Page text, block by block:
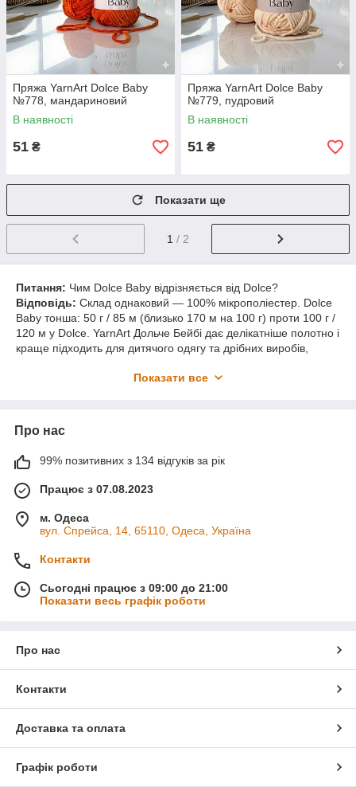
Пряжа YarnArt Dolce Baby
№778, мандариновий
В наявності
51 ₴
Пряжа YarnArt Dolce Baby
№779, пудровий
В наявності
51 ₴
Показати ще
1 / 2
Питання: Чим Dolce Baby відрізняється від Dolce?
Відповідь: Склад однаковий — 100% мікрополіестер. Dolce
Baby тонша: 50 г / 85 м (близько 170 м на 100 г) проти 100 г /
120 м у Dolce. YarnArt Дольче Бейбі дає делікатніше полотно і
краще підходить для дитячого одягу та дрібних виробів,
Чи підходить пряжа для в'язання іграшок?
в'язати гачком 4–4,5 мм — полотно буде щільним без
дітям до 3 років — малюки можуть витягнути ворсинки.
Питання:
Рекомендується ручне прання у прохолодній воді при
температурі не вище 30°С. Машинне прання допустиме на
делікатному режимі, краще у мішечку для прання. Після
виріб руками або м'якою щіткою.
Питання:
Відповідь:На плед розміром 110×115 см іде близько 10
мотків по 50 г / 85 м. На невеликий плед у коляску 60×80 см
Показати все
Про нас
99% позитивних з 134 відгуків за рік
Працює з 07.08.2023
м. Одеса
вул. Спрейса, 14, 65110, Одеса, Україна
Контакти
Сьогодні працює з 09:00 до 21:00
Показати весь графік роботи
Про нас
Контакти
Доставка та оплата
Графік роботи